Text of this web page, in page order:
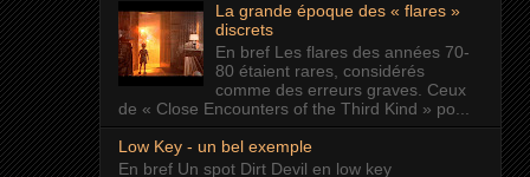
La grande époque des « flares »
discrets
En bref Les flares des années 70-
80 étaient rares, considérés
comme des erreurs graves. Ceux
de « Close Encounters of the Third Kind » po...
Low Key - un bel exemple
En bref Un spot Dirt Devil en low key